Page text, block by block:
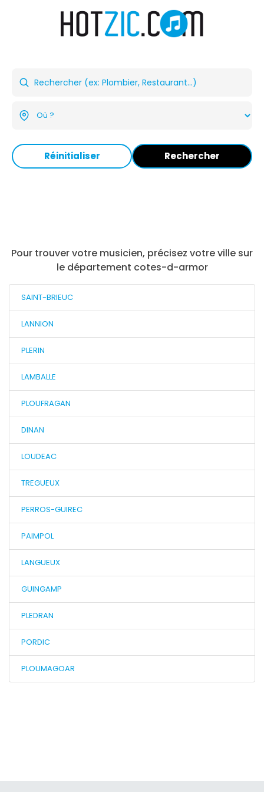
Réinitialiser Rechercher
Pour trouver votre musicien, précisez votre ville sur
le département cotes-d-armor
SAINT-BRIEUC
LANNION
PLERIN
LAMBALLE
PLOUFRAGAN
DINAN
LOUDEAC
TREGUEUX
PERROS-GUIREC
PAIMPOL
LANGUEUX
GUINGAMP
PLEDRAN
PORDIC
PLOUMAGOAR